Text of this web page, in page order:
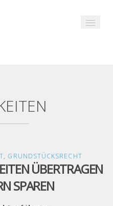
, GRUNDSTÜCKSRECHT
ÜBERTRAGEN
SPAREN